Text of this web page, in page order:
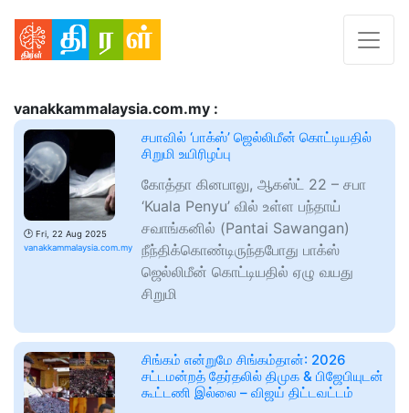
vanakkammalaysia.com.my :
🕑 Fri, 22 Aug 2025
vanakkammalaysia.com.my
சபாவில் ‘பாக்ஸ்’ ஜெல்லிமீன் கொட்டியதில்
சிறுமி உயிரிழப்பு
கோத்தா கினபாலு, ஆகஸ்ட் 22 – சபா
‘Kuala Penyu’ வில் உள்ள பந்தாய்
சவாங்கனில் (Pantai Sawangan)
நீந்திக்கொண்டிருந்தபோது பாக்ஸ்
ஜெல்லிமீன் கொட்டியதில் ஏழு வயது
சிறுமி
சிங்கம் என்றுமே சிங்கம்தான்: 2026
சட்டமன்றத் தேர்தலில் திமுக & பிஜேபியுடன்
கூட்டணி இல்லை – விஜய் திட்டவட்டம்